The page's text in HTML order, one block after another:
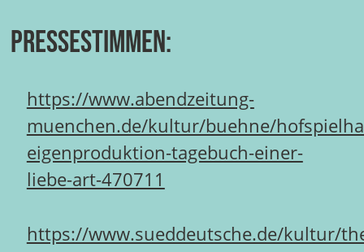
Pressestimmen:
https://www.abendzeitung-
muenchen.de/kultur/buehne/
eigenproduktion-tagebuch-einer-
liebe-art-470711
https://www.sueddeutsche.de/kultur/